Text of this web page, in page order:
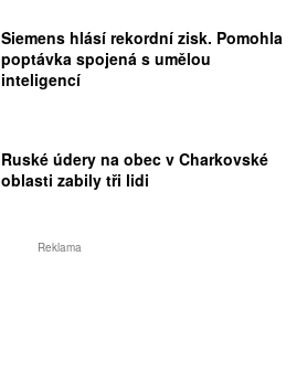
Siemens hlásí rekordní zisk. Pomohla
poptávka spojená s umělou
inteligencí
Ruské údery na obec v Charkovské
oblasti zabily tři lidi
Reklama